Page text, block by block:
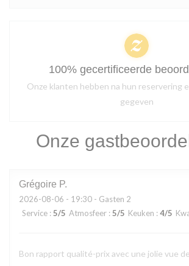
Onze
Grégoire P
2026-08-06 - 19:30 - Gasten 2
Service : 5/5 Atmosfeer : 5/5 Keuken : 4/5
Bon rapport qualité-prix avec une jolie vue
100% gecertificeerde
Onze klanten hebben na hun reservering
gegeven